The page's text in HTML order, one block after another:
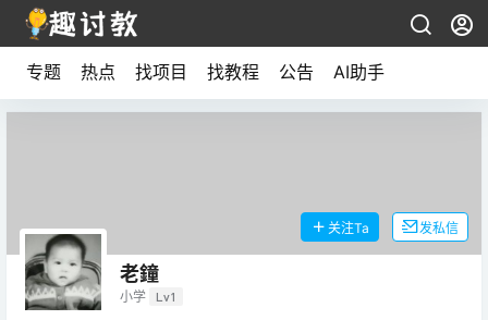
专题 热点 找项目 找教程 公告 AI助手
老鐘
小学 Lv1
关注Ta 发私信